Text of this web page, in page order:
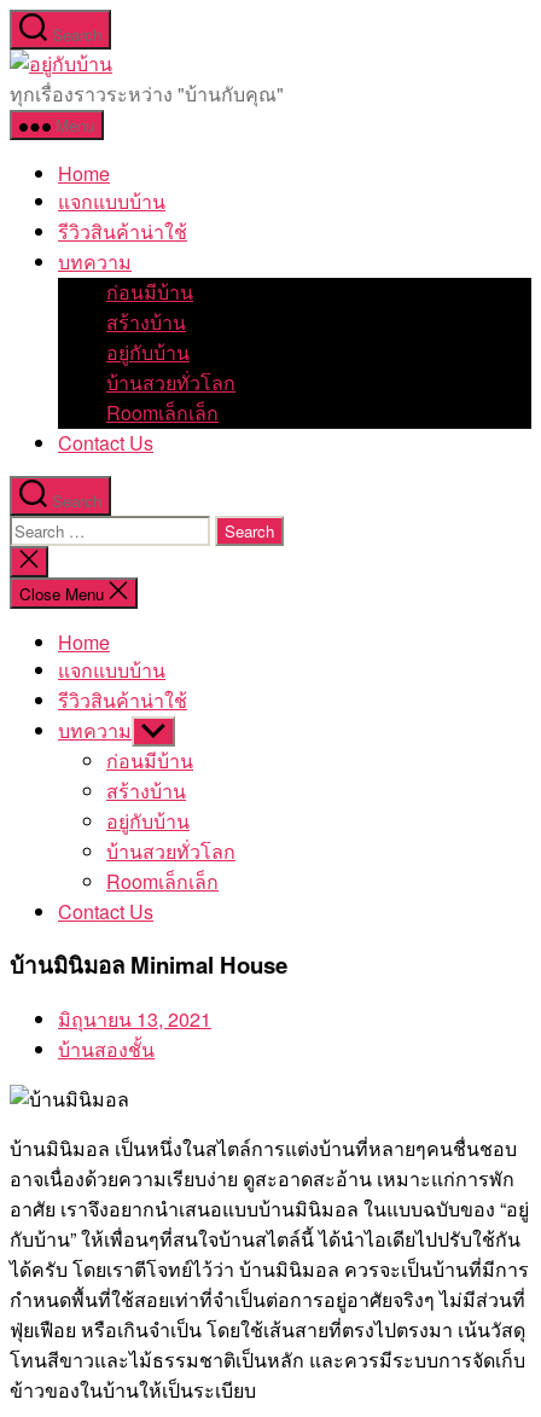
Skip
to
the
content
Search
อยู่
กับ
ทุกเรื่องราวระหว่าง "บ้านกับคุณ"
Menu
Home
แจกแบบบ้าน
รีวิวสินค้าน่าใช้
บทความ
ก่อนมีบ้าน
สร้างบ้าน
อยู่กับบ้าน
บ้านสวยทั่วโลก
Roomเล็กเล็ก
Contact Us
Search
Search
for:
Close
search
Close Menu
Home
แจกแบบบ้าน
รีวิวสินค้าน่าใช้
บทความ Show
sub
menu
ก่อนมีบ้าน
สร้างบ้าน
อยู่กับบ้าน
บ้านสวยทั่วโลก
Roomเล็กเล็ก
Contact Us
บ้านมินิมอล Minimal House
มิถุนายน 13, 2021
บ้านสองชั้น
บ้านมินิมอล เป็นหนึ่งในสไตล์การแต่งบ้านที่หลายๆคนชื่นชอบ
อาจเนื่องด้วยความเรียบง่าย ดูสะอาดสะอ้าน เหมาะแก่การพัก
อาศัย เราจึงอยากนำเสนอแบบบ้านมินิมอล ในแบบฉบับของ “อยู่
กับบ้าน” ให้เพื่อนๆที่สนใจบ้านสไตล์นี้ ได้นำไอเดียไปปรับใช้กัน
ได้ครับ โดยเราตีโจทย์ไว้ว่า บ้านมินิมอล ควรจะเป็นบ้านที่มีการ
กำหนดพื้นที่ใช้สอยเท่าที่จำเป็นต่อการอยู่อาศัยจริงๆ ไม่มีส่วนที่
ฟุ่ยเฟือย หรือเกินจำเป็น โดยใช้เส้นสายที่ตรงไปตรงมา เน้นวัสดุ
โทนสีขาวและไม้ธรรมชาติเป็นหลัก และควรมีระบบการจัดเก็บ
ข้าวของในบ้านให้เป็นระเบียบ